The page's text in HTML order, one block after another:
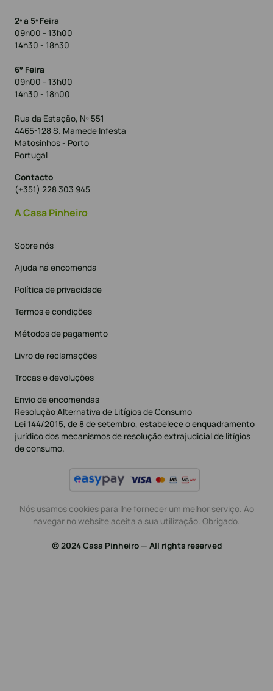
2ª a 5ª Feira
09h00 - 13h00
14h30 - 18h30
6° Feira
09h00 - 13h00
14h30 - 18h00
Rua da Estação, Nº 551
4465-128 S. Mamede Infesta
Matosinhos - Porto
Portugal
Contacto
(+351) 228 303 945
A Casa Pinheiro
Sobre nós
Ajuda na encomenda
Política de privacidade
Termos e condições
Métodos de pagamento
Livro de reclamações
Trocas e devoluções
Envio de encomendas
Resolução Alternativa de Litígios de Consumo
Lei 144/2015, de 8 de setembro, estabelece o enquadramento
jurídico dos mecanismos de resolução extrajudicial de litígios
de consumo.
Nós usamos cookies para lhe fornecer um melhor serviço. Ao
navegar no website aceita a sua utilização. Obrigado.
© 2024 Casa Pinheiro — All rights reserved